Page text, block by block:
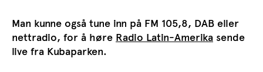
Man kunne også tune inn på FM 105,8, DAB eller
nettradio, for å høre Radio Latin-Amerika sende
live fra Kubaparken.